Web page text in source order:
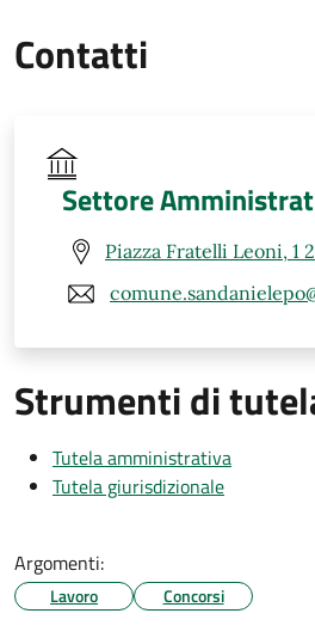
Contatti
Settore
Piazza Fratelli Leoni, 1
Strumenti di
Tutela amministrativa
Tutela giurisdizionale
Argomenti:
Lavoro Concorsi